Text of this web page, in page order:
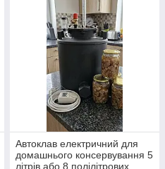
Автоклав електричний для
домашнього консервування 5
літрів або 8 полілітрових